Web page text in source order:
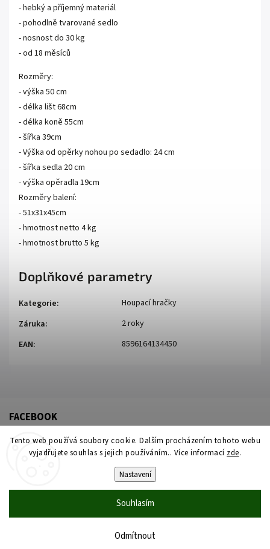
Tento web používá soubory cookie. Dalším procházením tohoto webu
vyjadřujete souhlas s jejich používáním.. Více informací zde.
Nastavení
Odmítnout
Souhlasím
- hebký a příjemný materiál
- pohodlně tvarované sedlo
- nosnost do 30 kg
- od 18 měsíců
Rozměry:
- výška 50 cm
- délka lišt 68cm
- délka koně 55cm
- šířka 39cm
- Výška od opěrky nohou po sedadlo: 24 cm
- šířka sedla 20 cm
- výška opěradla 19cm
Rozměry balení:
- 51x31x45cm
- hmotnost netto 4 kg
- hmotnost brutto 5 kg
Doplňkové parametry
Kategorie:
Houpací hračky
Záruka:
2 roky
EAN: 8596164134450
FACEBOOK
Copyright 2026Židleproděti. Všechna práva vyhrazena.
Shoptet| Design